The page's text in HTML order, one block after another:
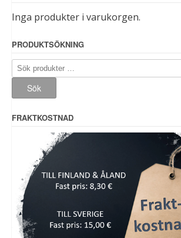
Inga produkter i varukorgen.
PRODUKTSÖKNING
Sök
efter:
Sök
FRAKTKOSTNAD